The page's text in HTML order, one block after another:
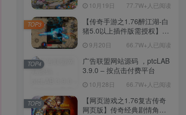
Linux服务端源码视频架设教
程-新版多功能GM网页后台
工具-安卓苹果IOS双端版
本！
10月19日 77.7W+人已阅读
【传奇手游之1.76醉江湖-白
猪5.0以上插件版需授权】三
手游-Win服务端源码视频架
设教程-新版GM多功能网页
授权物品后台-九层妖塔-法宠
系统-历练殿堂-尸家重地-GM
直冲网页后台-安卓苹果IOS
双端版本！
9月20日 66.7W+人已阅读
TOP3
广告联盟网站源码 ，ptcLAB
3.9.0 – 按点击付费平台
10月28日 66.7W+人已阅读
TOP4
【网页游戏之1.76复古传奇
网页版】传奇经典剧情角色
TOP5